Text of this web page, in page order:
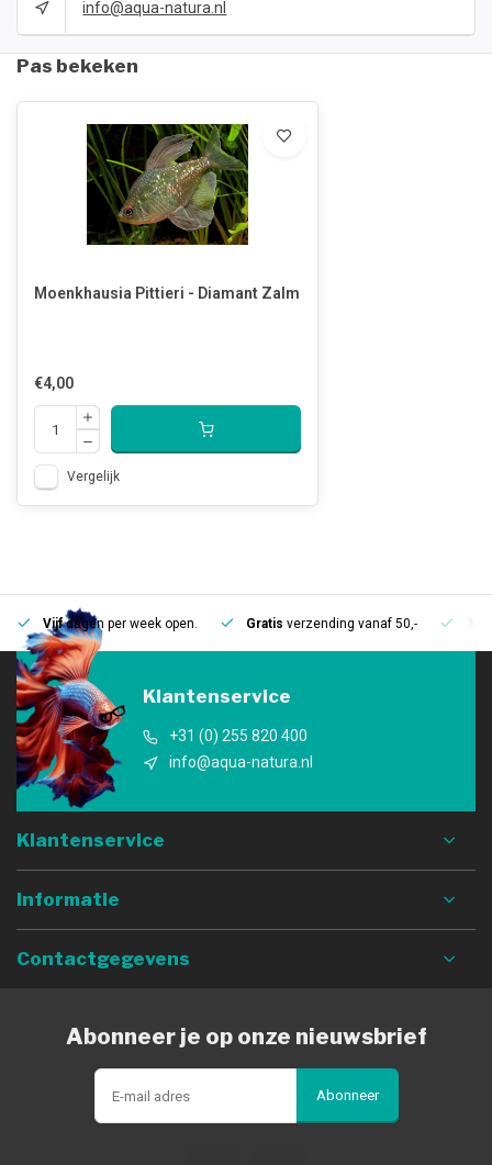
info@aqua-natura.nl
Pas bekeken
Moenkhausia Pittieri - Diamant Zalm
€4,00
Vergelijk
Vijfdagen per week open. Gratis verzending vanaf 50,-
Klantenservice
+31 (0) 255 820 400
info@aqua-natura.nl
Klantenservice
Informatie
Contactgegevens
Abonneer je op onze nieuwsbrief
Abonneer